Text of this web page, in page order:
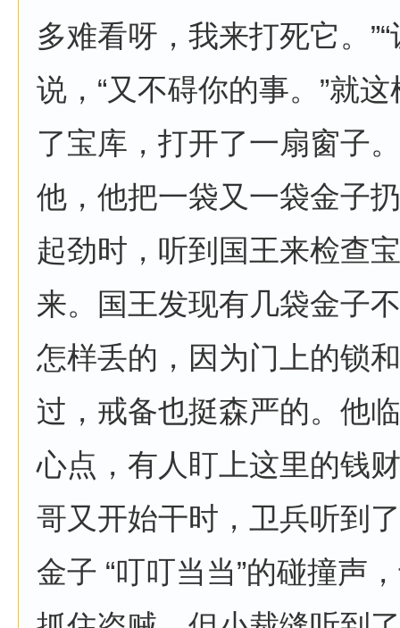
多难看呀，我来打死它。
说，“又不碍你的事。”就
了宝库，打开了一扇窗子
他，他把一袋又一袋金子
起劲时，听到国王来检查
来。国王发现有几袋金子
怎样丢的，因为门上的锁
过，戒备也挺森严的。他
心点，有人盯上这里的钱
哥又开始干时，卫兵听到
金子 “叮叮当当”的碰撞声